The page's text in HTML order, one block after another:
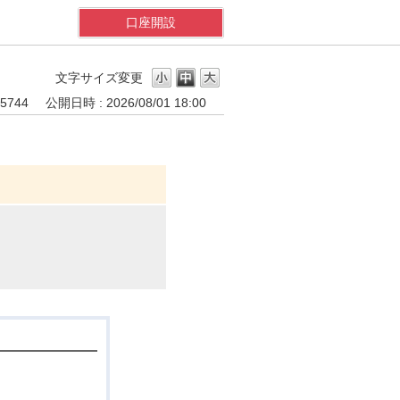
口座開設
文字サイズ変更
公開日時 : 2026/08/01 18:00